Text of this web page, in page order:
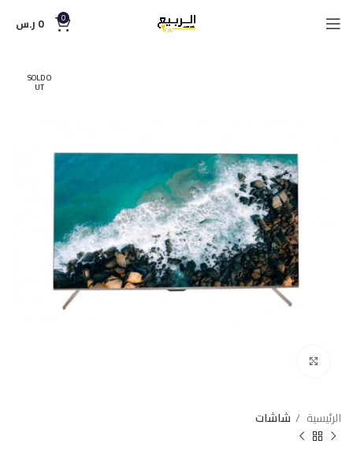
0
0 ر.س
SOLD O
UT
الرئيسية شاشات